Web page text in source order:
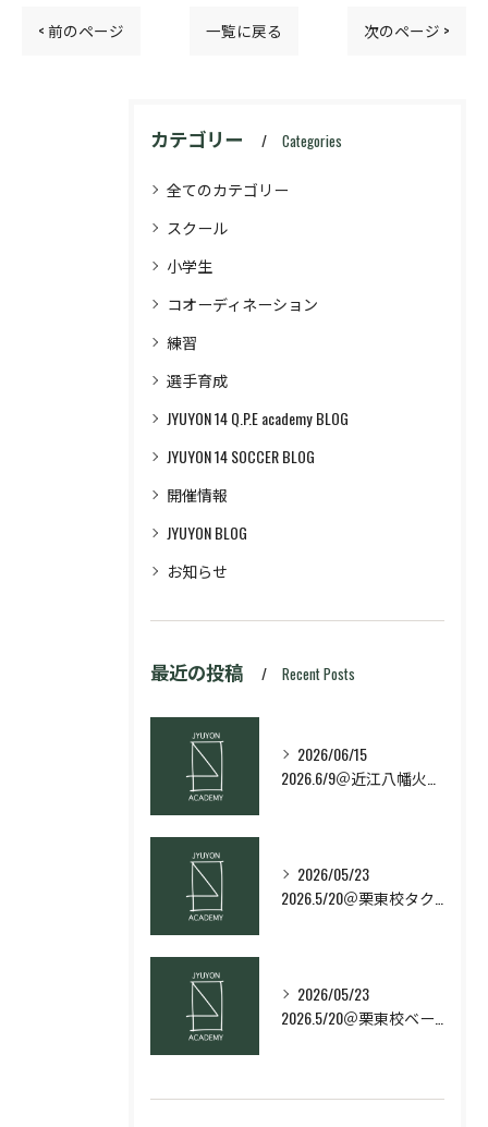
< 前のページ 一覧に戻る 次のページ >
カテゴリー Categories
全てのカテゴリー
スクール
小学生
コオーディネーション
練習
選手育成
JYUYON 14 Q.P.E academy BLOG
JYUYON 14 SOCCER BLOG
開催情報
JYUYON BLOG
お知らせ
最近の投稿 Recent Posts
2026/06/15
2026/05/23
2026/05/23